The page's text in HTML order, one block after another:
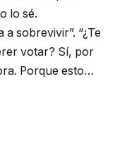
lo sé.
sobrevivir”. “¿Te
votar? Sí, por
Porque esto…